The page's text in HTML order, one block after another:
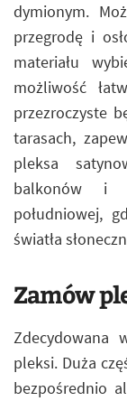
dymionym.
przegrodę i
materiału
możliwość
przezroczyste
tarasach,
pleksa
balkonów i
południowej,
światła
Zamów
Zdecydowana
pleksi. Duża
bezpośrednio